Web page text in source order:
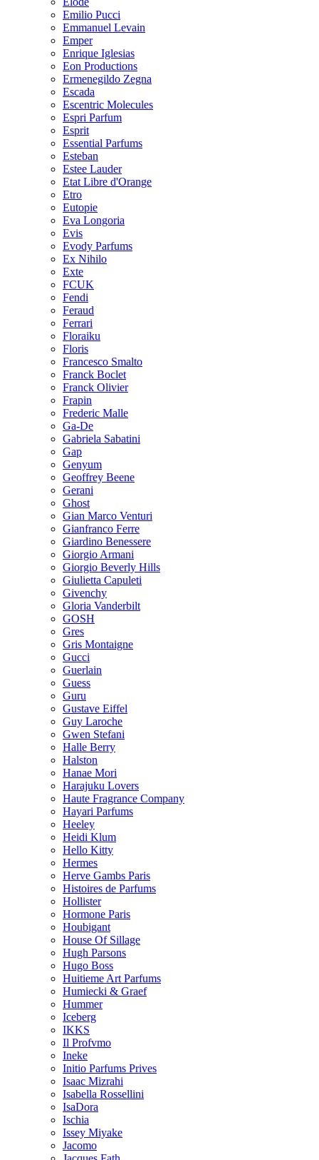
Emilio Pucci
Emmanuel Levain
Emper
Enrique Iglesias
Eon Productions
Ermenegildo Zegna
Escada
Escentric Molecules
Espri Parfum
Esprit
Essential Parfums
Esteban
Estee Lauder
Etat Libre d'Orange
Etro
Eutopie
Eva Longoria
Evis
Evody Parfums
Ex Nihilo
Exte
FCUK
Fendi
Feraud
Ferrari
Floraiku
Floris
Francesco Smalto
Franck Boclet
Franck Olivier
Frapin
Frederic Malle
Ga-De
Gabriela Sabatini
Gap
Genyum
Geoffrey Beene
Gerani
Ghost
Gian Marco Venturi
Gianfranco Ferre
Giardino Benessere
Giorgio Armani
Giorgio Beverly Hills
Giulietta Capuleti
Givenchy
Gloria Vanderbilt
GOSH
Gres
Gris Montaigne
Gucci
Guerlain
Guess
Guru
Gustave Eiffel
Guy Laroche
Gwen Stefani
Halle Berry
Halston
Hanae Mori
Harajuku Lovers
Haute Fragrance Company
Hayari Parfums
Heeley
Heidi Klum
Hello Kitty
Hermes
Herve Gambs Paris
Histoires de Parfums
Hollister
Hormone Paris
Houbigant
House Of Sillage
Hugh Parsons
Hugo Boss
Huitieme Art Parfums
Humiecki & Graef
Hummer
Iceberg
IKKS
Il Profvmo
Ineke
Initio Parfums Prives
Isaac Mizrahi
Isabella Rossellini
IsaDora
Ischia
Issey Miyake
Jacomo